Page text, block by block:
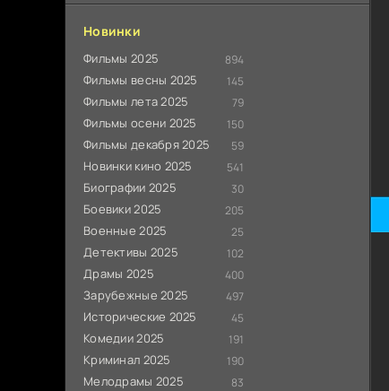
Новинки
Фильмы 2025 894
Фильмы весны 2025 145
Фильмы лета 2025 79
Фильмы осени 2025 150
Фильмы декабря 2025 59
Новинки кино 2025 541
Биографии 2025 30
Боевики 2025 205
Военные 2025 25
Детективы 2025 102
Драмы 2025 400
Зарубежные 2025 497
Исторические 2025 45
Комедии 2025 191
Криминал 2025 190
Мелодрамы 2025 83